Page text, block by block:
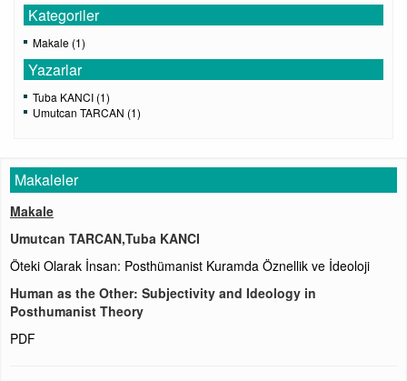
Kategoriler
Makale (1)
Yazarlar
Tuba KANCI (1)
Umutcan TARCAN (1)
Makaleler
Makale
Umutcan TARCAN,Tuba KANCI
Öteki Olarak İnsan: Posthümanist Kuramda Öznellik ve İdeoloji
Human as the Other: Subjectivity and Ideology in
Posthumanist Theory
PDF